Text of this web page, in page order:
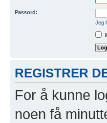
Passord:
Jeg
REGISTRER
For å kunne
noen få